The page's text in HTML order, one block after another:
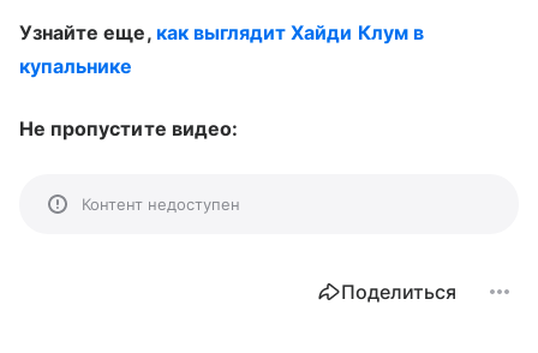
Узнайте еще, как выглядит Хайди Клум в
купальнике
Не пропустите видео:
Контент недоступен
Поделиться